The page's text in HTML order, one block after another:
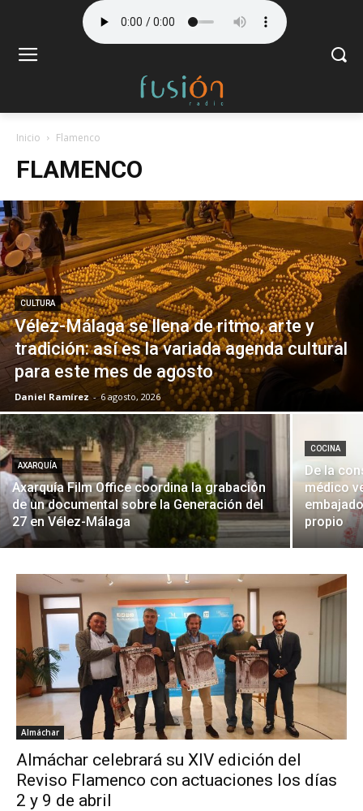
Inicio Flamenco
FLAMENCO
CULTURA
Vélez-Málaga se llena de ritmo, arte y
tradición: así es la variada agenda cultural
para este mes de agosto
Daniel Ramírez - 6 agosto, 2026
AXARQUÍA
Axarquía Film Office coordina la grabación
de un documental sobre la Generación del
27 en Vélez-Málaga
COCINA
De la
médico
propio
Almáchar
Almáchar celebrará su XIV edición del
Reviso Flamenco con actuaciones los días
2 y 9 de abril